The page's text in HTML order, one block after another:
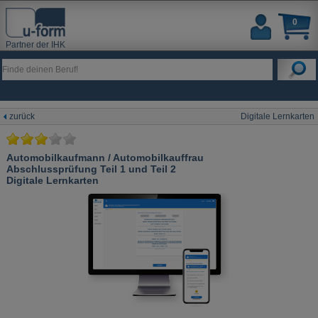
Partner der IHK
0
zurück Digitale Lernkarten
Automobilkaufmann / Automobilkauffrau
Abschlussprüfung Teil 1 und Teil 2
Digitale Lernkarten